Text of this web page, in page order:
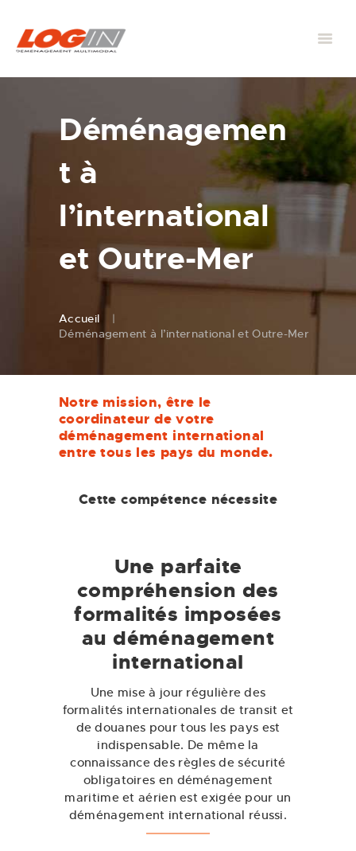
Déménagemen
t à
l’international
et Outre-Mer
Accueil
Déménagement à l’international et Outre-Mer
Notre mission, être le
coordinateur de votre
déménagement international
entre tous les pays du monde.
Cette compétence nécessite
Une parfaite
compréhension des
formalités imposées
au déménagement
international
Une mise à jour régulière des
formalités internationales de transit et
de douanes pour tous les pays est
indispensable. De même la
connaissance des règles de sécurité
obligatoires en déménagement
maritime et aérien est exigée pour un
déménagement international réussi.